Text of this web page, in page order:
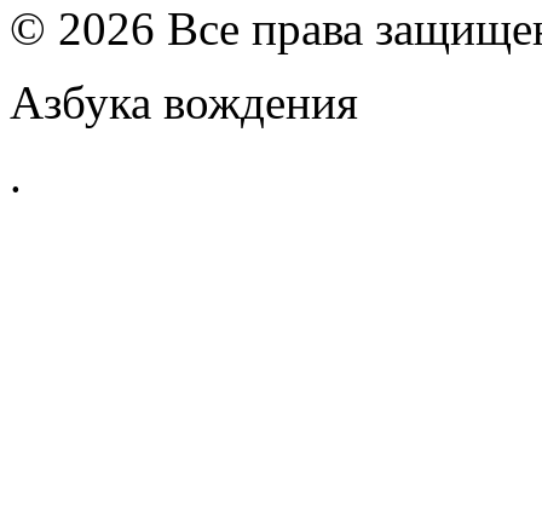
© 2026 Все права
Азбука вождения
.